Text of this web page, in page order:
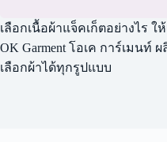
เลือกเนื้อผ้าแจ็คเก็ตอย่างไร
OK Garment โอเค การ์เมนท์
เลือกผ้าได้ทุกรูปแบบ